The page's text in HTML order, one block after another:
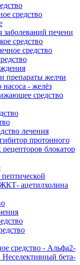
средство
заболеваний печени
средство
средство
препараты желчи
- желёз
средство
лечения
протонного
блокатор
ацетилхолина
средство - Альфа2-
бета-